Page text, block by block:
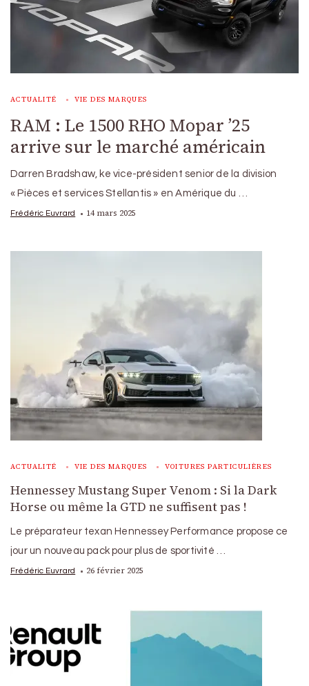
ACTUALITÉ VIE DES MARQUES
RAM : Le 1500 RHO Mopar ’25
arrive sur le marché américain
Darren Bradshaw, ke vice-président senior de la division
« Pièces et services Stellantis » en Amérique du …
Frédéric Euvrard 14 mars 2025
ACTUALITÉ VIE DES MARQUES VOITURES PARTICULIÈRES
Hennessey Mustang Super Venom : Si la Dark
Horse ou même la GTD ne suffisent pas !
Le préparateur texan Hennessey Performance propose ce
jour un nouveau pack pour plus de sportivité …
Frédéric Euvrard 26 février 2025